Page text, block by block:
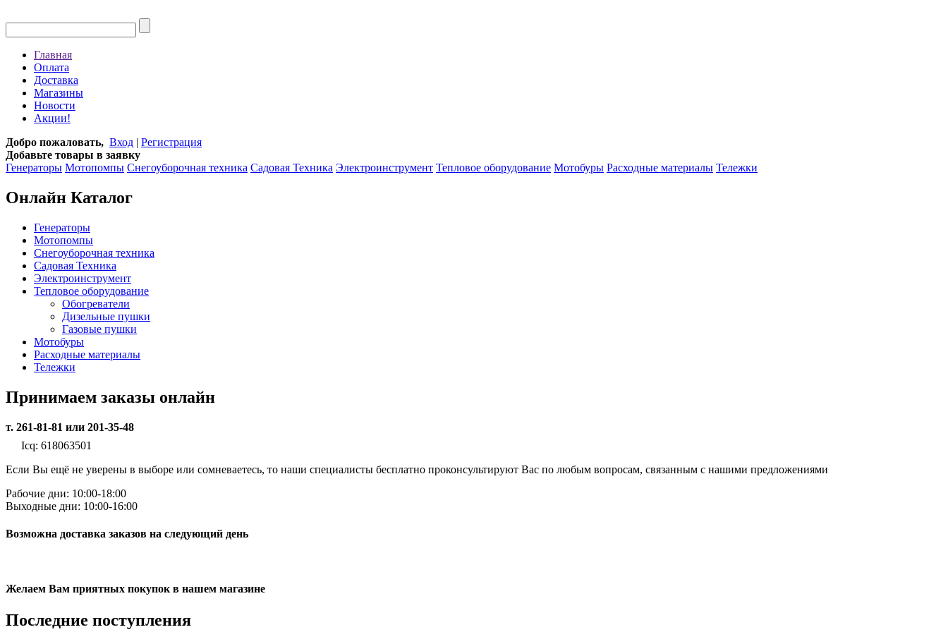
Главная
Оплата
Доставка
Магазины
Новости
Акции!
Добро пожаловать, Вход | Регистрация
Добавьте товары в заявку
Генераторы Мотопомпы Снегоуборочная техника Садовая Техника Электроинструмент Тепловое оборудование Мотобуры Расходные материалы Тележки
Онлайн Каталог
Генераторы
Мотопомпы
Снегоуборочная техника
Садовая Техника
Электроинструмент
Тепловое оборудование
Обогреватели
Дизельные пушки
Газовые пушки
Мотобуры
Расходные материалы
Тележки
Принимаем заказы онлайн
т. 261-81-81 или 201-35-48
Icq: 618063501
Если Вы ещё не уверены в выборе или сомневаетесь, то наши специалисты бесплатно проконсультируют Вас по любым вопросам, связанным с нашими предложениями
Рабочие дни: 10:00-18:00
Выходные дни: 10:00-16:00
Возможна доставка заказов на следующий день
Желаем Вам приятных покупок в нашем магазине
Последние поступления